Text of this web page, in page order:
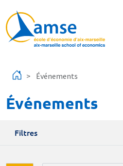
Événements
Événements
Filtres